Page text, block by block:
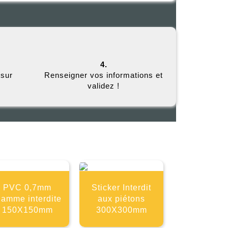
4.
Renseigner vos informations et
validez !
PVC 0,7mm
interdite
150X150mm
Sticker Interdit
aux piétons
300X300mm